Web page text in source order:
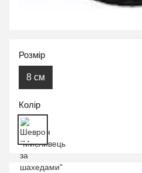
Розмір
8 см
Колір